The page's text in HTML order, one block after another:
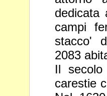
campi
stacco'
2083
Il
carestie